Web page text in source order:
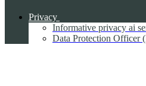
Privacy
Informative privacy ai
Data Protection Officer